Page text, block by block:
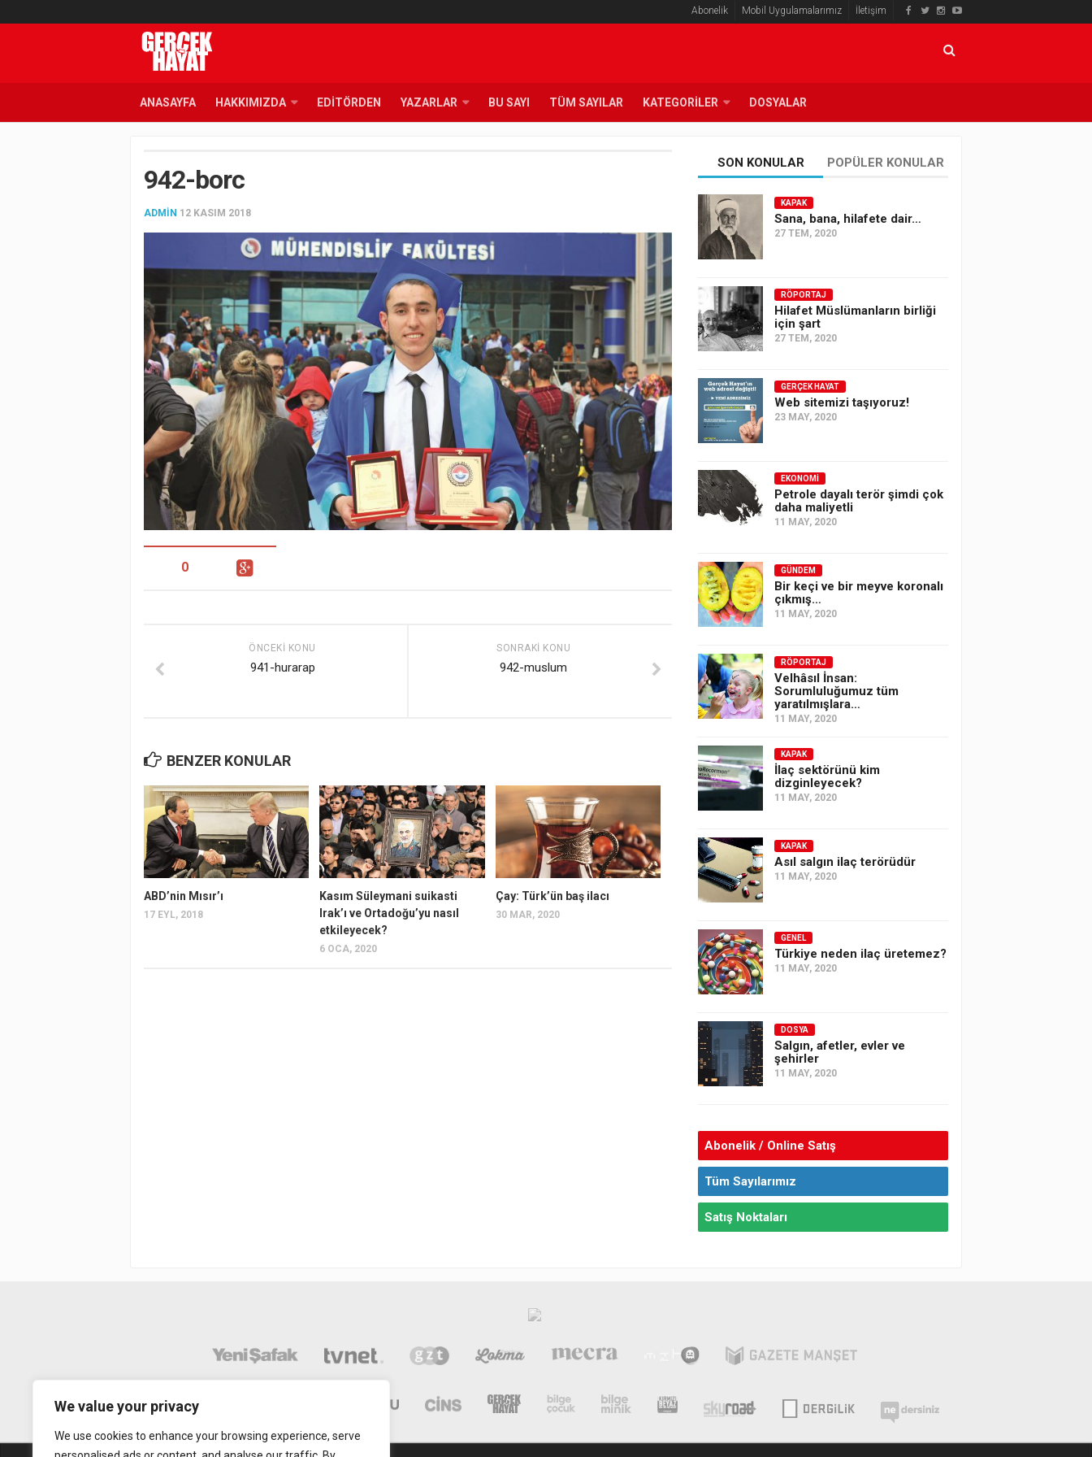
We value your privacy
We use cookies to enhance your browsing experience, serve
Abonelik Mobil Uygulamalarımız İletişim
ANASAYFA HAKKIMIZDA EDITÖRDEN YAZARLAR BU SAYI TÜM SAYILAR KATEGORILER DOSYALAR
942-borc
ADMIN 12 KASIM 2018
0
SONRAKI KONU
942-muslum
ÖNCEKI KONU
941-hurarap
BENZER KONULAR
ABD’nin Mısır’ı
17 EYL, 2018
Kasım Süleymani suikasti
Irak’ı ve Ortadoğu’yu nasıl
etkileyecek?
6 OCA, 2020
Çay: Türk’ün baş ilacı
30 MAR, 2020
SON KONULAR POPÜLER KONULAR
KAPAK
Sana, bana, hilafete dair…
27 TEM, 2020
RÖPORTAJ
Hilafet Müslümanların birliği
için şart
27 TEM, 2020
GERÇEK HAYAT
Web sitemizi taşıyoruz!
23 MAY, 2020
EKONOMI
Petrole dayalı terör şimdi çok
daha maliyetli
11 MAY, 2020
GÜNDEM
Bir keçi ve bir meyve koronalı
çıkmış…
11 MAY, 2020
RÖPORTAJ
Velhâsıl İnsan:
Sorumluluğumuz tüm
yaratılmışlara…
11 MAY, 2020
KAPAK
İlaç sektörünü kim
dizginleyecek?
11 MAY, 2020
KAPAK
Asıl salgın ilaç terörüdür
11 MAY, 2020
GENEL
Türkiye neden ilaç üretemez?
11 MAY, 2020
DOSYA
Salgın, afetler, evler ve
şehirler
11 MAY, 2020
Abonelik / Online Satış
Tüm Sayılarımız
Satış Noktaları